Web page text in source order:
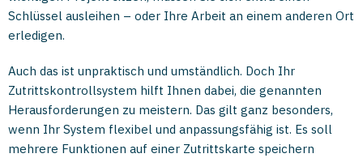
Schlüssel ausleihen – oder Ihre Arbeit an einem anderen Ort
erledigen.
Auch das ist unpraktisch und umständlich. Doch Ihr
Zutrittskontrollsystem hilft Ihnen dabei, die genannten
Herausforderungen zu meistern. Das gilt ganz besonders,
wenn Ihr System flexibel und anpassungsfähig ist. Es soll
mehrere Funktionen auf einer Zutrittskarte speichern